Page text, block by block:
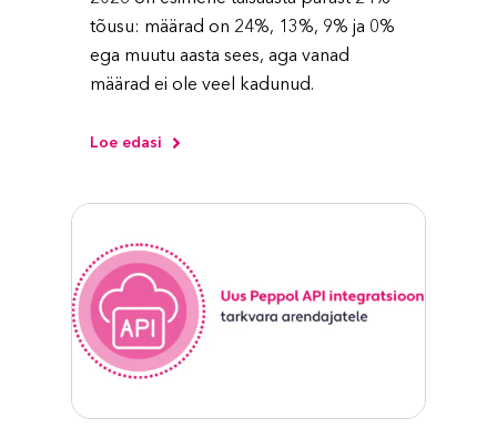
tõusu: määrad on 24%, 13%, 9% ja 0%
ega muutu aasta sees, aga vanad
määrad ei ole veel kadunud.
Loe edasi